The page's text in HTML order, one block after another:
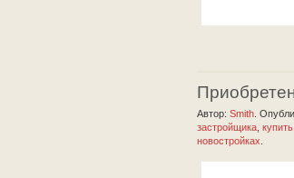
Автор: Smith
застройщика
новостройках